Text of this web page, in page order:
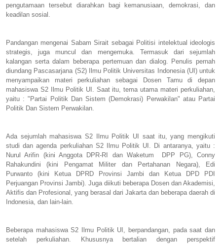
pengutamaan tersebut diarahkan bagi kemanusiaan, demokrasi, dan
keadilan sosial.
Pandangan mengenai Sabam Sirait sebagai Politisi intelektual ideologis
strategis, juga muncul dan mengemuka. Termasuk dari sejumlah
kalangan serta dalam beberapa pertemuan dan dialog. Penulis pernah
diundang Pascasarjana (S2) Ilmu Politik Universitas Indonesia (UI) untuk
menyampaikan materi perkuliahan sebagai Dosen Tamu di depan
mahasiswa S2 Ilmu Politik UI. Saat itu, tema utama materi perkuliahan,
yaitu : "Partai Politik Dan Sistem (Demokrasi) Perwakilan" atau Partai
Politik Dan Sistem Perwakilan.
Ada sejumlah mahasiswa S2 Ilmu Politik UI saat itu, yang mengikuti
studi dan agenda perkuliahan S2 Ilmu Politik UI. Di antaranya, yaitu :
Nurul Arifin (kini Anggota DPR-RI dan Waketum DPP PG), Conny
Rahakundini (kini Pengamat Militer dan Pertahanan Negara), Edi
Purwanto (kini Ketua DPRD Provinsi Jambi dan Ketua DPD PDI
Perjuangan Provinsi Jambi). Juga diikuti beberapa Dosen dan Akademisi,
Aktifis dan Profesional, yang berasal dari Jakarta dan beberapa daerah di
Indonesia, dan lain-lain.
Beberapa mahasiswa S2 Ilmu Politik UI, berpandangan, pada saat dan
setelah perkuliahan. Khususnya bertalian dengan perspektif